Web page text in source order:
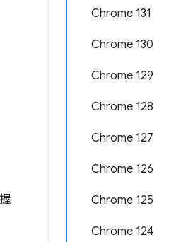
Chrome 131
Chrome 130
Chrome 129
Chrome 128
Chrome 127
Chrome 126
Chrome 125
Chrome 124